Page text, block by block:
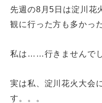
先週の8月5日は淀川花
観に行った方も多かっ
私は……行きませんで
実は私、淀川花火大会
す。。。